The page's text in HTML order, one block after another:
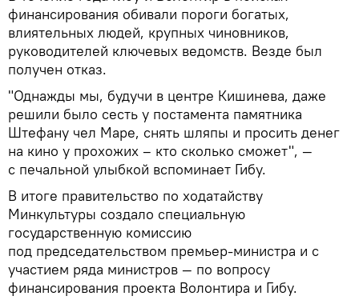
финансирования обивали пороги богатых,
влиятельных людей, крупных чиновников,
руководителей ключевых ведомств. Везде был
получен отказ.
"Однажды мы, будучи в центре Кишинева, даже
решили было сесть у постамента памятника
Штефану чел Маре, снять шляпы и просить денег
на кино у прохожих – кто сколько сможет", —
с печальной улыбкой вспоминает Гибу.
В итоге правительство по ходатайству
Минкультуры создало специальную
государственную комиссию
под председательством премьер-министра и с
участием ряда министров — по вопросу
финансирования проекта Волонтира и Гибу.